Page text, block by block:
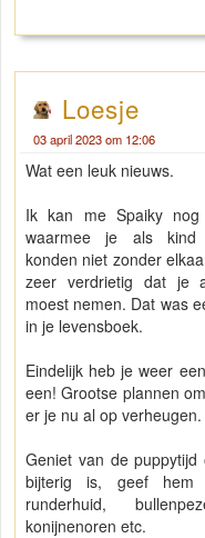
Loesje
03 april 2023 om 12:06
Wat een leuk nieuws.
Ik kan me Spaiky nog
waarmee je als kind
konden niet zonder
zeer verdrietig dat je
moest nemen. Dat was
in je levensboek.
Eindelijk heb je weer
een! Grootse plannen
er je nu al op verheugen.
Geniet van de
bijterig is, geef hem
runderhuid,
konijnenoren etc.